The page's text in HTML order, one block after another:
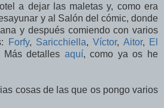
a dejar las maletas y, como era
y al Salón del cómic, donde
y después comiendo con varios
Forfy, Saricchiella,Víctor, Aitor, El
Más detalles aquí, como ya os he
cosas de las que os pongo varios